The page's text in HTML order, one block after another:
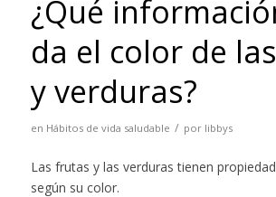
¿Qué
da el color de
y verduras?
en Hábitos de vida saludable / por libbys
Las frutas y las verduras tienen
según su color.